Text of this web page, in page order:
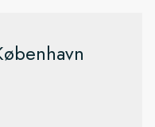
miljøer, vi udforsker,
uforglemmelig
hovedstad